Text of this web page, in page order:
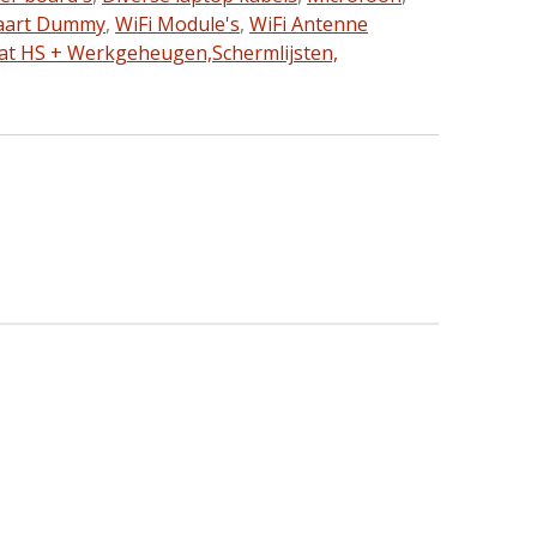
Dummy, WiFi Module's, WiFi Antenne
HS + Werkgeheugen,Schermlijsten,